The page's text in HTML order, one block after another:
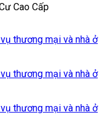
Cao Cấp
thương mại và nhà ở
thương mại và nhà ở
thương mại và nhà ở